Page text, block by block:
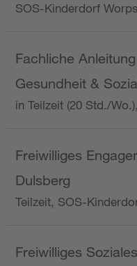
SOS-Kinderdorf
Fachliche
Gesundheit &
in Teilzeit (20 Std./
Freiwilliges
Dulsberg
Teilzeit, SOS-
Freiwilliges